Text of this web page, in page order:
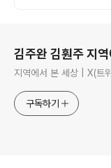
김주완 김훤주 지
지역에서 본 세상 | X(
구독하기